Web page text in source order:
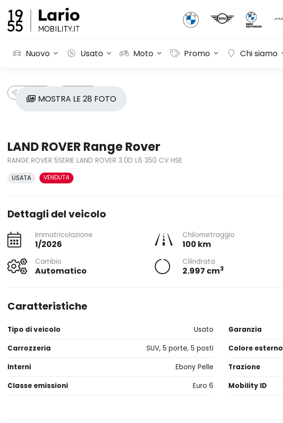
Nuovo Usato Moto Promo Chi siamo
MOSTRA LE 28 FOTO
LAND ROVER Range Rover
RANGE ROVER 5SERIE LAND ROVER 3.0D L6 350 CV HSE
USATA VENDUTA
Dettagli del veicolo
Immatricolazione
1/2026
Chilometraggio
100 km
Cambio
Automatico
Cilindrata
2.997 cm3
Caratteristiche
Tipo di veicolo Usato Garanzia
Carrozzeria
SUV, 5 porte, 5 posti Colore esterno
Interni
Ebony Pelle Trazione
Classe emissioni
Euro 6 Mobility ID